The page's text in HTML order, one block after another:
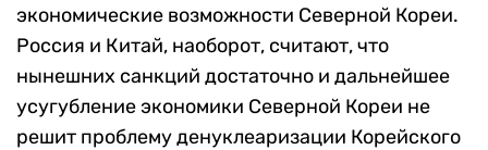
экономические возможности Северной Кореи.
Россия и Китай, наоборот, считают, что
нынешних санкций достаточно и дальнейшее
усугубление экономики Северной Кореи не
решит проблему денуклеаризации Корейского